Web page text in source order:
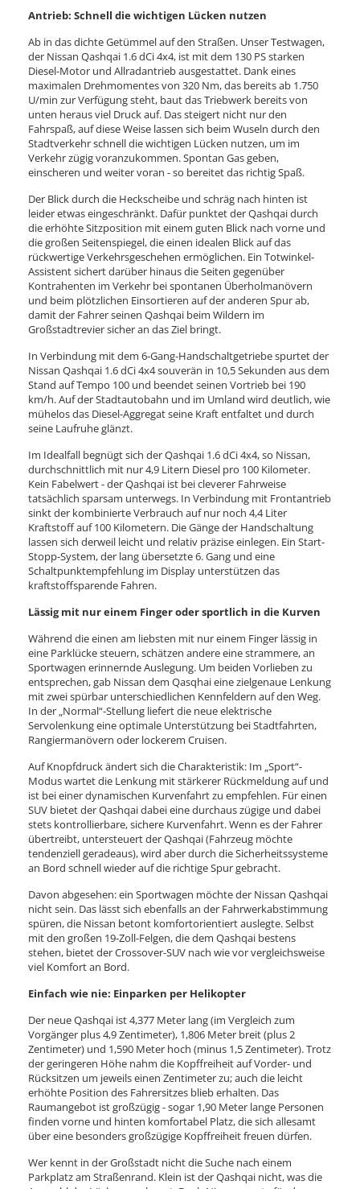
Antrieb: Schnell die wichtigen Lücken nutzen
Ab in das dichte Getümmel auf den Straßen. Unser Testwagen,
der Nissan Qashqai 1.6 dCi 4x4, ist mit dem 130 PS starken
Diesel-Motor und Allradantrieb ausgestattet. Dank eines
maximalen Drehmomentes von 320 Nm, das bereits ab 1.750
U/min zur Verfügung steht, baut das Triebwerk bereits von
unten heraus viel Druck auf. Das steigert nicht nur den
Fahrspaß, auf diese Weise lassen sich beim Wuseln durch den
Stadtverkehr schnell die wichtigen Lücken nutzen, um im
Verkehr zügig voranzukommen. Spontan Gas geben,
einscheren und weiter voran - so bereitet das richtig Spaß.
Der Blick durch die Heckscheibe und schräg nach hinten ist
leider etwas eingeschränkt. Dafür punktet der Qashqai durch
die erhöhte Sitzposition mit einem guten Blick nach vorne und
die großen Seitenspiegel, die einen idealen Blick auf das
rückwertige Verkehrsgeschehen ermöglichen. Ein Totwinkel-
Assistent sichert darüber hinaus die Seiten gegenüber
Kontrahenten im Verkehr bei spontanen Überholmanövern
und beim plötzlichen Einsortieren auf der anderen Spur ab,
damit der Fahrer seinen Qashqai beim Wildern im
Großstadtrevier sicher an das Ziel bringt.
In Verbindung mit dem 6-Gang-Handschaltgetriebe spurtet der
Nissan Qashqai 1.6 dCi 4x4 souverän in 10,5 Sekunden aus dem
Stand auf Tempo 100 und beendet seinen Vortrieb bei 190
km/h. Auf der Stadtautobahn und im Umland wird deutlich, wie
mühelos das Diesel-Aggregat seine Kraft entfaltet und durch
seine Laufruhe glänzt.
Im Idealfall begnügt sich der Qashqai 1.6 dCi 4x4, so Nissan,
durchschnittlich mit nur 4,9 Litern Diesel pro 100 Kilometer.
Kein Fabelwert - der Qashqai ist bei cleverer Fahrweise
tatsächlich sparsam unterwegs. In Verbindung mit Frontantrieb
sinkt der kombinierte Verbrauch auf nur noch 4,4 Liter
Kraftstoff auf 100 Kilometern. Die Gänge der Handschaltung
lassen sich derweil leicht und relativ präzise einlegen. Ein Start-
Stopp-System, der lang übersetzte 6. Gang und eine
Schaltpunktempfehlung im Display unterstützen das
kraftstoffsparende Fahren.
Lässig mit nur einem Finger oder sportlich in die Kurven
Während die einen am liebsten mit nur einem Finger lässig in
eine Parklücke steuern, schätzen andere eine strammere, an
Sportwagen erinnernde Auslegung. Um beiden Vorlieben zu
entsprechen, gab Nissan dem Qasqhai eine zielgenaue Lenkung
mit zwei spürbar unterschiedlichen Kennfeldern auf den Weg.
In der „Normal“-Stellung liefert die neue elektrische
Servolenkung eine optimale Unterstützung bei Stadtfahrten,
Rangiermanövern oder lockerem Cruisen.
Auf Knopfdruck ändert sich die Charakteristik: Im „Sport“-
Modus wartet die Lenkung mit stärkerer Rückmeldung auf und
ist bei einer dynamischen Kurvenfahrt zu empfehlen. Für einen
SUV bietet der Qashqai dabei eine durchaus zügige und dabei
stets kontrollierbare, sichere Kurvenfahrt. Wenn es der Fahrer
übertreibt, untersteuert der Qashqai (Fahrzeug möchte
tendenziell geradeaus), wird aber durch die Sicherheitssysteme
an Bord schnell wieder auf die richtige Spur gebracht.
Davon abgesehen: ein Sportwagen möchte der Nissan Qashqai
nicht sein. Das lässt sich ebenfalls an der Fahrwerkabstimmung
spüren, die Nissan betont komfortorientiert auslegte. Selbst
mit den großen 19-Zoll-Felgen, die dem Qashqai bestens
stehen, bietet der Crossover-SUV nach wie vor vergleichsweise
viel Komfort an Bord.
Einfach wie nie: Einparken per Helikopter
Der neue Qashqai ist 4,377 Meter lang (im Vergleich zum
Vorgänger plus 4,9 Zentimeter), 1,806 Meter breit (plus 2
Zentimeter) und 1,590 Meter hoch (minus 1,5 Zentimeter). Trotz
der geringeren Höhe nahm die Kopffreiheit auf Vorder- und
Rücksitzen um jeweils einen Zentimeter zu; auch die leicht
erhöhte Position des Fahrersitzes blieb erhalten. Das
Raumangebot ist großzügig - sogar 1,90 Meter lange Personen
finden vorne und hinten komfortabel Platz, die sich allesamt
über eine besonders großzügige Kopffreiheit freuen dürfen.
Wer kennt in der Großstadt nicht die Suche nach einem
Parkplatz am Straßenrand. Klein ist der Qashqai nicht, was die